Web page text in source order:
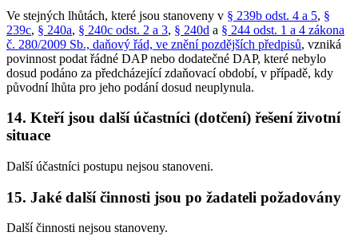
Ve stejných lhůtách, které jsou stanoveny v § 239b odst. 4 a 5, §
239c, § 240a, § 240c odst. 2 a 3, § 240d a § 244 odst. 1 a 4 zákona
č. 280/2009 Sb., daňový řád, ve znění pozdějších předpisů, vzniká
povinnost podat řádné DAP nebo dodatečné DAP, které nebylo
dosud podáno za předcházející zdaňovací období, v případě, kdy
původní lhůta pro jeho podání dosud neuplynula.
14. Kteří jsou další účastníci (dotčení) řešení životní
situace
Další účastníci postupu nejsou stanoveni.
15. Jaké další činnosti jsou po žadateli požadovány
Další činnosti nejsou stanoveny.